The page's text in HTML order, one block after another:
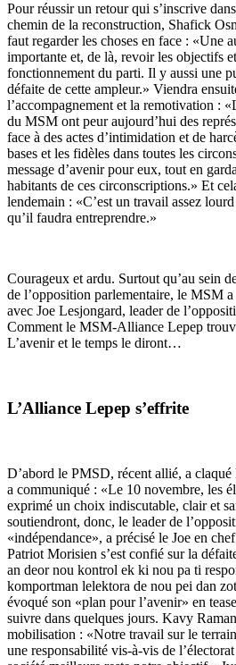
Pour réussir un retour qui s’inscrive
chemin de la reconstruction, Shafick
faut regarder les choses en face : «Une
importante et, de là, revoir les objectifs
fonctionnement du parti. Il y aussi une
défaite de cette ampleur.» Viendra
l’accompagnement et la remotivation :
du MSM ont peur aujourd’hui des
face à des actes d’intimidation et de
bases et les fidèles dans toutes les
message d’avenir pour eux, tout en
habitants de ces circonscriptions.» Et
lendemain : «C’est un travail assez
qu’il faudra entreprendre.»
Courageux et ardu. Surtout qu’au sein
de l’opposition parlementaire, le MSM
avec Joe Lesjongard, leader de
Comment le MSM-Alliance Lepep
L’avenir et le temps le diront…
L’Alliance Lepep s’effrite
D’abord le PMSD, récent allié, a
a communiqué : «Le 10 novembre, les
exprimé un choix indiscutable, clair et
soutiendront, donc, le leader de
«indépendance», a précisé le Joe en
Patriot Morisien s’est confié sur la
an deor nou kontrol ek ki nou pa ti
komportman lelektora de nou pei dan
évoqué son «plan pour l’avenir» en
suivre dans quelques jours. Kavy
mobilisation : «Notre travail sur le
une responsabilité vis-à-vis de